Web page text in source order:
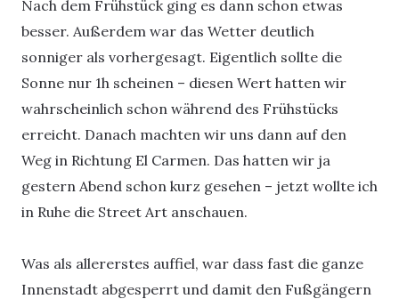
Nach dem Frühstück ging es dann schon etwas
besser. Außerdem war das Wetter deutlich
sonniger als vorhergesagt. Eigentlich sollte die
Sonne nur 1h scheinen – diesen Wert hatten wir
wahrscheinlich schon während des Frühstücks
erreicht. Danach machten wir uns dann auf den
Weg in Richtung El Carmen. Das hatten wir ja
gestern Abend schon kurz gesehen – jetzt wollte ich
in Ruhe die Street Art anschauen.
Was als allererstes auffiel, war dass fast die ganze
Innenstadt abgesperrt und damit den Fußgängern